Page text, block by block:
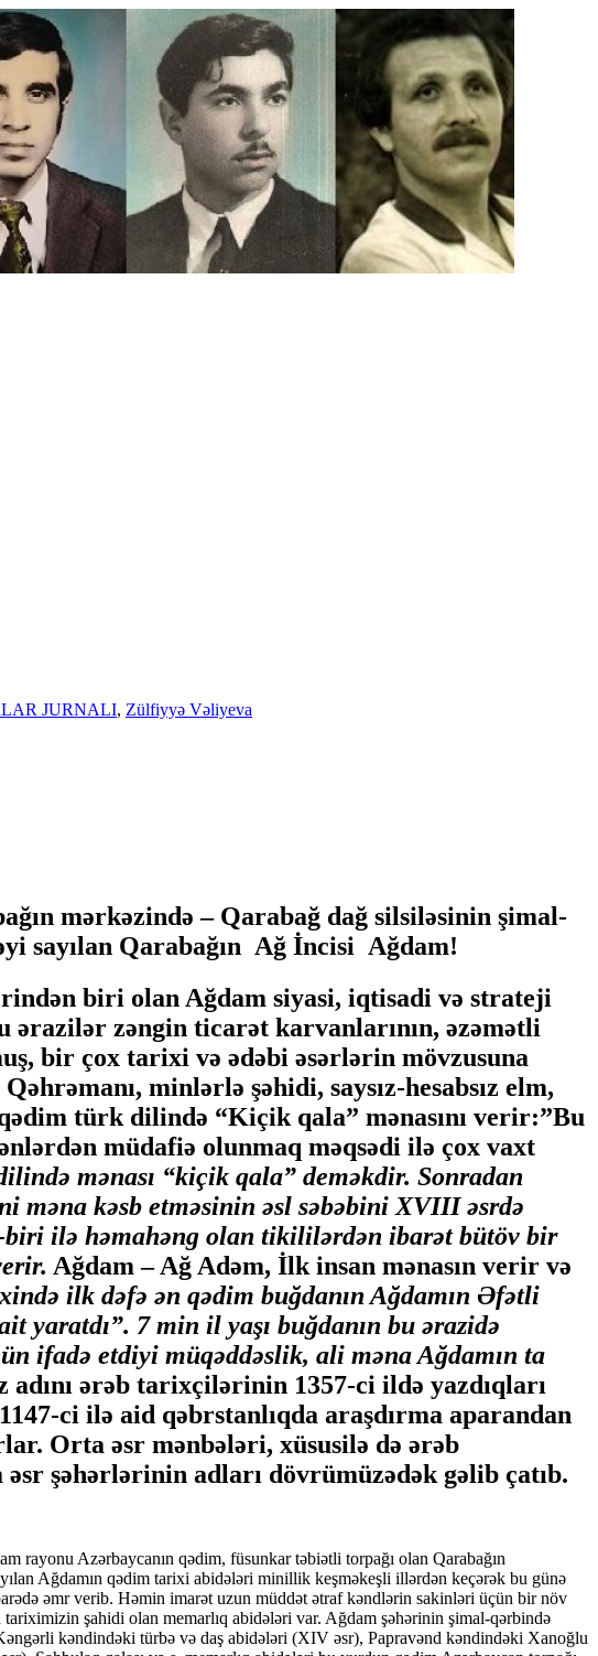
JURNALI, Zülfiyyə Vəliyeva
mərkəzində – Qarabağ dağ silsiləsinin şimal-
sayılan Qarabağın Ağ İncisi Ağdam!
biri olan Ağdam siyasi, iqtisadi və strateji
ərazilər zəngin ticarət karvanlarının, əzəmətli
bir çox tarixi və ədəbi əsərlərin mövzusuna
minlərlə şəhidi, saysız-hesabsız elm,
türk dilində “Kiçik qala” mənasını verir:”Bu
müdafiə olunmaq məqsədi ilə çox vaxt
mənası “kiçik qala” deməkdir. Sonradan
məna kəsb etməsinin əsl səbəbini XVIII əsrdə
biri ilə həmahəng olan tikililərdən ibarət bütöv bir
Ağdam – Ağ Adəm, İlk insan mənasın verir və
ilk dəfə ən qədim buğdanın Ağdamın Əfətli
yaratdı”. 7 min il yaşı buğdanın bu ərazidə
ifadə etdiyi müqəddəslik, ali məna Ağdamın ta
ərəb tarixçilərinin 1357-ci ildə yazdıqları
ci ilə aid qəbrstanlıqda araşdırma aparandan
Orta əsr mənbələri, xüsusilə də ərəb
şəhərlərinin adları dövrümüzədək gəlib çatıb.
rayonu Azərbaycanın qədim, füsunkar təbiətli torpağı olan Qarabağın
Ağdamın qədim tarixi abidələri minillik keşməkeşli illərdən keçərək bu günə
əmr verib. Həmin imarət uzun müddət ətraf kəndlərin sakinləri üçün bir növ
şahidi olan mеmarlıq abidələri var. Ağdam şəhərinin şimal-qərbində
kəndindəki türbə və daş abidələri (XIV əsr), Papravənd kəndindəki Xanoğlu